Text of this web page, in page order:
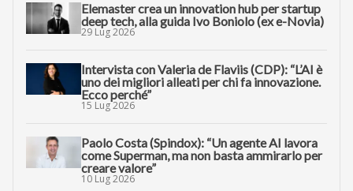
Elemaster crea un innovation hub per startup
deep tech, alla guida Ivo Boniolo (ex e-Novia)
29 Lug 2026
Intervista con Valeria de Flaviis (CDP): “L’AI è
uno dei migliori alleati per chi fa innovazione.
Ecco perché”
15 Lug 2026
Paolo Costa (Spindox): “Un agente AI lavora
come Superman, ma non basta ammirarlo per
creare valore”
10 Lug 2026